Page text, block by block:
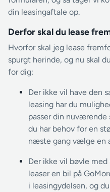
din leasingaftale op.
Derfor skal du lease
Hvorfor skal jeg lease
spurgt herinde, og nu skal
for dig:
Der ikke vil have den
leasing har du
passer din
du har behov for en
næste gang vælge en
Der ikke vil bøvle
leaser en bil på
i leasingydelsen, og